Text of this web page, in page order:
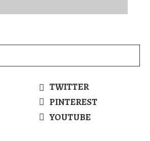
TWITTER
PINTEREST
YOUTUBE